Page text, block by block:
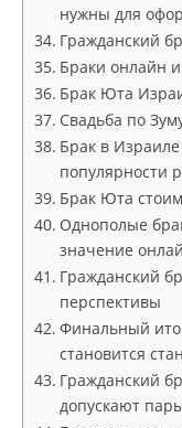
нужны для
Гражданский
Браки онлайн
Брак Юта
Свадьба по
Брак в
популярности
Брак Юта
Однополые
значение
Гражданский
перспективы
Финальный
становится
Гражданский
допускают